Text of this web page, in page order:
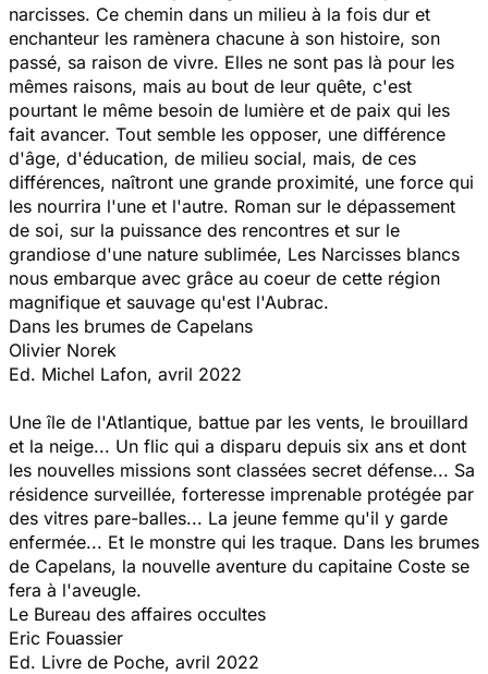
narcisses. Ce chemin dans un milieu à la fois dur et
enchanteur les ramènera chacune à son histoire, son
passé, sa raison de vivre. Elles ne sont pas là pour les
mêmes raisons, mais au bout de leur quête, c'est
pourtant le même besoin de lumière et de paix qui les
fait avancer. Tout semble les opposer, une différence
d'âge, d'éducation, de milieu social, mais, de ces
différences, naîtront une grande proximité, une force qui
les nourrira l'une et l'autre. Roman sur le dépassement
de soi, sur la puissance des rencontres et sur le
grandiose d'une nature sublimée, Les Narcisses blancs
nous embarque avec grâce au coeur de cette région
magnifique et sauvage qu'est l'Aubrac.
Dans les brumes de Capelans
Olivier Norek
Ed. Michel Lafon, avril 2022
Une île de l'Atlantique, battue par les vents, le brouillard
et la neige... Un flic qui a disparu depuis six ans et dont
les nouvelles missions sont classées secret défense... Sa
résidence surveillée, forteresse imprenable protégée par
des vitres pare-balles... La jeune femme qu'il y garde
enfermée... Et le monstre qui les traque. Dans les brumes
de Capelans, la nouvelle aventure du capitaine Coste se
fera à l'aveugle.
Le Bureau des affaires occultes
Eric Fouassier
Ed. Livre de Poche, avril 2022